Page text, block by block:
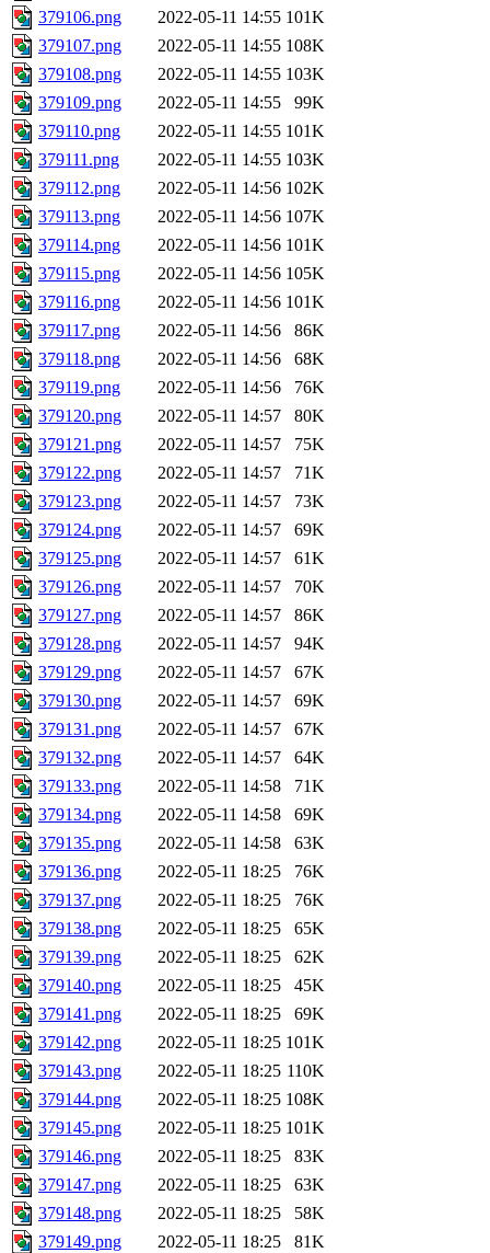
379106.png
2022-05-11 14:55 101K
379107.png
2022-05-11 14:55 108K
379108.png
2022-05-11 14:55 103K
379109.png
2022-05-11 14:55
99K
379110.png
2022-05-11 14:55 101K
379111.png
2022-05-11 14:55 103K
379112.png
2022-05-11 14:56 102K
379113.png
2022-05-11 14:56 107K
379114.png
2022-05-11 14:56 101K
379115.png
2022-05-11 14:56 105K
379116.png
2022-05-11 14:56 101K
379117.png
2022-05-11 14:56
86K
379118.png
2022-05-11 14:56
68K
379119.png
2022-05-11 14:56
76K
379120.png
2022-05-11 14:57
80K
379121.png
2022-05-11 14:57
75K
379122.png
2022-05-11 14:57
71K
379123.png
2022-05-11 14:57
73K
379124.png
2022-05-11 14:57
69K
379125.png
2022-05-11 14:57
61K
379126.png
2022-05-11 14:57
70K
379127.png
2022-05-11 14:57
86K
379128.png
2022-05-11 14:57
94K
379129.png
2022-05-11 14:57
67K
379130.png
2022-05-11 14:57
69K
379131.png
2022-05-11 14:57
67K
379132.png
2022-05-11 14:57
64K
379133.png
2022-05-11 14:58
71K
379134.png
2022-05-11 14:58
69K
379135.png
2022-05-11 14:58
63K
379136.png
2022-05-11 18:25
76K
379137.png
2022-05-11 18:25
76K
379138.png
2022-05-11 18:25
65K
379139.png
2022-05-11 18:25
62K
379140.png
2022-05-11 18:25
45K
379141.png
2022-05-11 18:25
69K
379142.png
2022-05-11 18:25 101K
379143.png
2022-05-11 18:25 110K
379144.png
2022-05-11 18:25 108K
379145.png
2022-05-11 18:25 101K
379146.png
2022-05-11 18:25
83K
379147.png
2022-05-11 18:25
63K
379148.png
2022-05-11 18:25
58K
379149.png
2022-05-11 18:25
81K